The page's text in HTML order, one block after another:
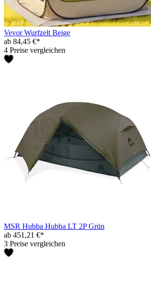
Vevor Wurfzelt Beige
ab 84,45 €*
4 Preise vergleichen
MSR Hubba Hubba LT 2P Grün
ab 451,21 €*
3 Preise vergleichen